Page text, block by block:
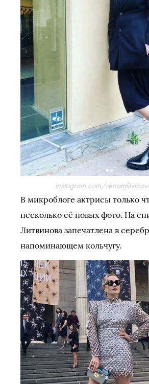
instagram.com/
В микроблоге актрисы только
несколько её новых фото. На
Литвинова запечатлена в
напоминающем кольчугу.